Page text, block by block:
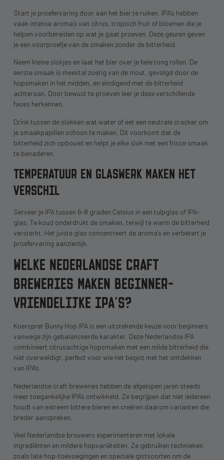
Start je proefervaring door aan het bier te ruiken. IPA’s hebben
vaak intense aroma’s van citrus, tropisch fruit of bloemen die je
helpen voorbereiden op wat je gaat proeven. Deze geuren geven
je een voorproefje van de smaken zonder de bitterheid.
Neem kleine slokjes en laat het bier over je hele tong rollen. De
eerste smaak is meestal zoetig van de mout, gevolgd door de
hopsmaken in het midden, en eindigend met de bitterheid
achteraan. Door bewust te proeven leer je deze verschillende
fases herkennen.
Drink tussen de slokken wat water of eet een neutrale cracker om
je smaakpapillen schoon te maken. Dit voorkomt dat de
bitterheid zich opbouwt en helpt je elke slok met een frisse smaak
te benaderen.
TEMPERATUUR EN GLASWERK MAKEN HET
VERSCHIL
Serveer je IPA tussen 6-8 graden Celsius in een tulpglas of IPA-
glas. Te koud onderdrukt de smaken, terwijl te warm de bitterheid
versterkt. Het juiste glas concentreert de aroma’s en verbetert je
proefervaring aanzienlijk.
WELKE NEDERLANDSE CRAFT
BREWERIES MAKEN BEGINNER-
VRIENDELIJKE IPA’S?
Koerspret Bunny Hop IPA is een uitstekende keuze voor beginners
vanwege zijn gebalanceerde karakter. Deze Nederlandse IPA
combineert citrusachtige hopsmaken met een milde bitterheid die
niet overweldigt, perfect voor wie net begint met het ontdekken
van IPA’s.
Nederlandse craft breweries hebben de afgelopen jaren steeds
meer toegankelijke IPA’s ontwikkeld. Ze begrijpen dat niet iedereen
houdt van extreem bittere bieren en creëren daarom varianten die
breder aanspreken.
Veel Nederlandse brouwers experimenteren met lokale
ingrediënten en mildere hopvariëteiten. Ze gebruiken technieken
zoals late hop-toevoegingen en speciale gistsoorten om de